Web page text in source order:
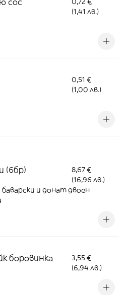
(1,41 лв.)
0,51 €
(1,00 лв.)
(6бр)
8,67 €
(16,96 лв.)
и донат двоен
боровинка
3,55 €
(6,94 лв.)